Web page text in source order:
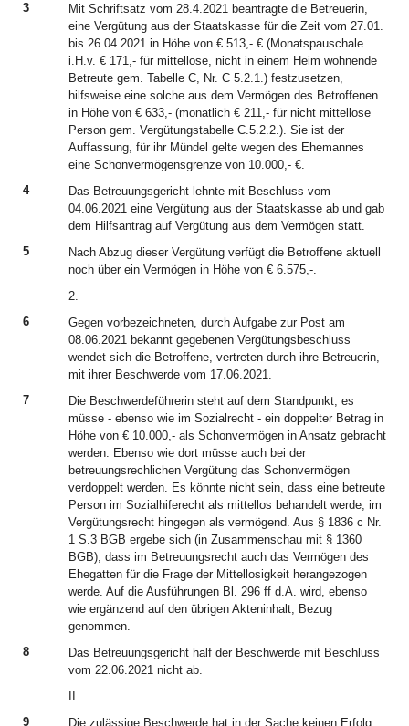
3
Mit Schriftsatz vom 28.4.2021 beantragte die Betreuerin,
eine Vergütung aus der Staatskasse für die Zeit vom 27.01.
bis 26.04.2021 in Höhe von € 513,- € (Monatspauschale
i.H.v. € 171,- für mittellose, nicht in einem Heim wohnende
Betreute gem. Tabelle C, Nr. C 5.2.1.) festzusetzen,
hilfsweise eine solche aus dem Vermögen des Betroffenen
in Höhe von € 633,- (monatlich € 211,- für nicht mittellose
Person gem. Vergütungstabelle C.5.2.2.). Sie ist der
Auffassung, für ihr Mündel gelte wegen des Ehemannes
eine Schonvermögensgrenze von 10.000,- €.
4
Das Betreuungsgericht lehnte mit Beschluss vom
04.06.2021 eine Vergütung aus der Staatskasse ab und gab
dem Hilfsantrag auf Vergütung aus dem Vermögen statt.
5
Nach Abzug dieser Vergütung verfügt die Betroffene aktuell
noch über ein Vermögen in Höhe von € 6.575,-.
2.
6
Gegen vorbezeichneten, durch Aufgabe zur Post am
08.06.2021 bekannt gegebenen Vergütungsbeschluss
wendet sich die Betroffene, vertreten durch ihre Betreuerin,
mit ihrer Beschwerde vom 17.06.2021.
7
Die Beschwerdeführerin steht auf dem Standpunkt, es
müsse - ebenso wie im Sozialrecht - ein doppelter Betrag in
Höhe von € 10.000,- als Schonvermögen in Ansatz gebracht
werden. Ebenso wie dort müsse auch bei der
betreuungsrechlichen Vergütung das Schonvermögen
verdoppelt werden. Es könnte nicht sein, dass eine betreute
Person im Sozialhiferecht als mittellos behandelt werde, im
Vergütungsrecht hingegen als vermögend. Aus § 1836 c Nr.
1 S.3 BGB ergebe sich (in Zusammenschau mit § 1360
BGB), dass im Betreuungsrecht auch das Vermögen des
Ehegatten für die Frage der Mittellosigkeit herangezogen
werde. Auf die Ausführungen Bl. 296 ff d.A. wird, ebenso
wie ergänzend auf den übrigen Akteninhalt, Bezug
genommen.
8
Das Betreuungsgericht half der Beschwerde mit Beschluss
vom 22.06.2021 nicht ab.
II.
9
Die zulässige Beschwerde hat in der Sache keinen Erfolg.